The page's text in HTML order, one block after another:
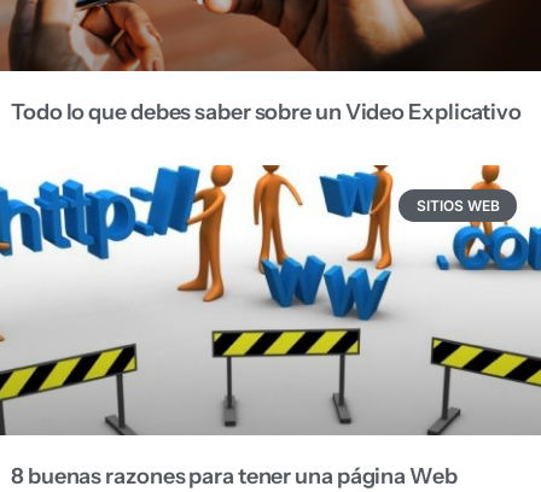
Todo lo que debes saber sobre un Video Explicativo
SITIOS WEB
8 buenas razones para tener una página Web